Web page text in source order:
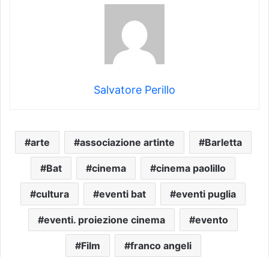
Salvatore Perillo
arte associazione artinte Barletta
Bat cinema cinema paolillo
cultura eventi bat eventi puglia
eventi. proiezione cinema evento
Film franco angeli